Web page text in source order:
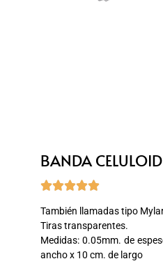
BANDA

También llamadas tipo
Tiras transparentes.
Medidas: 0.05mm. de
ancho x 10 cm. de largo